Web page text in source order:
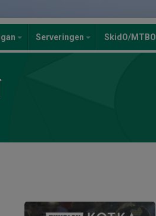
Serveringen SkidO/MTBO